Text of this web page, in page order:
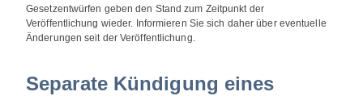
Gesetzentwürfen geben den Stand zum Zeitpunkt der
Veröffentlichung wieder. Informieren Sie sich daher über eventuelle
Änderungen seit der Veröffentlichung.
Separate Kündigung eines